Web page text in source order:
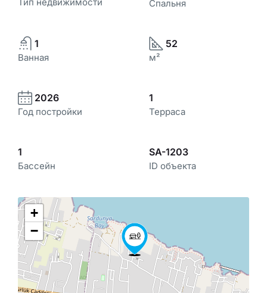
Спальня
1
Ванная
52
м²
2026
Год постройки
1
Терраса
1
Бассейн
SA-1203
ID объекта
+
−